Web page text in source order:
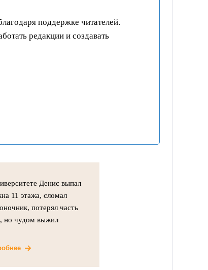
поддержке читателей.
редакции и создавать
Денис выпал
11 этажа, сломал
потерял часть
но чудом выжил